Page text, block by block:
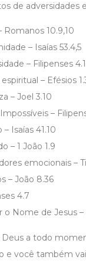
de adversidades
Romanos 10.9,10
– Isaías 53.4,5
– Filipenses
– Efésios
– Joel 3.10
–
Isaías 41.10
– 1 João 1.9
emocionais –
– João 8.36
4.7
Nome de Jesus –
Deus a todo
e você também